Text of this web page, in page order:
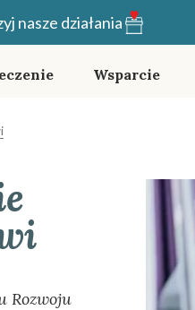
nasze działania
Wsparcie
Rozwoju